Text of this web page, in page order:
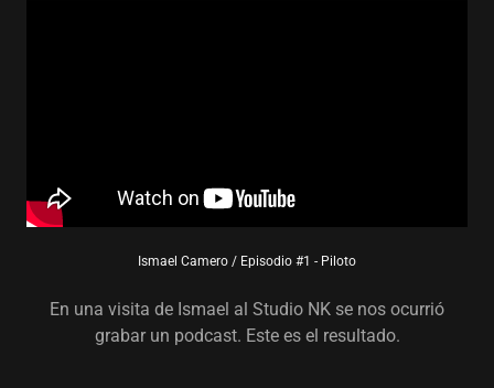
Ismael Camero / Episodio #1 - Piloto
En una visita de Ismael al Studio NK se nos ocurrió
grabar un podcast. Este es el resultado.